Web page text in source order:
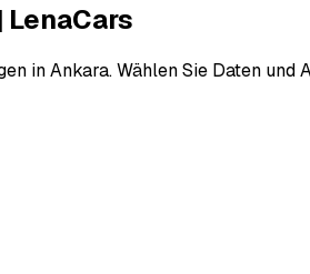
in Ankara. Wählen Sie Daten